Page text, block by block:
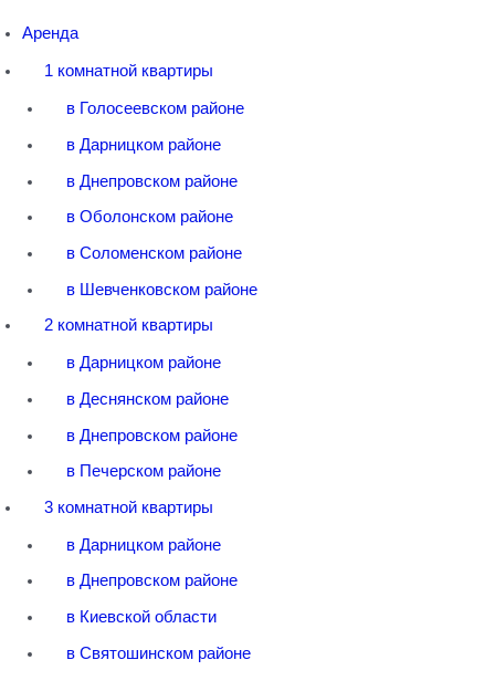
Аренда
1 комнатной квартиры
в Голосеевском районе
в Дарницком районе
в Днепровском районе
в Оболонском районе
в Соломенском районе
в Шевченковском районе
2 комнатной квартиры
в Дарницком районе
в Деснянском районе
в Днепровском районе
в Печерском районе
3 комнатной квартиры
в Дарницком районе
в Днепровском районе
в Киевской области
в Святошинском районе